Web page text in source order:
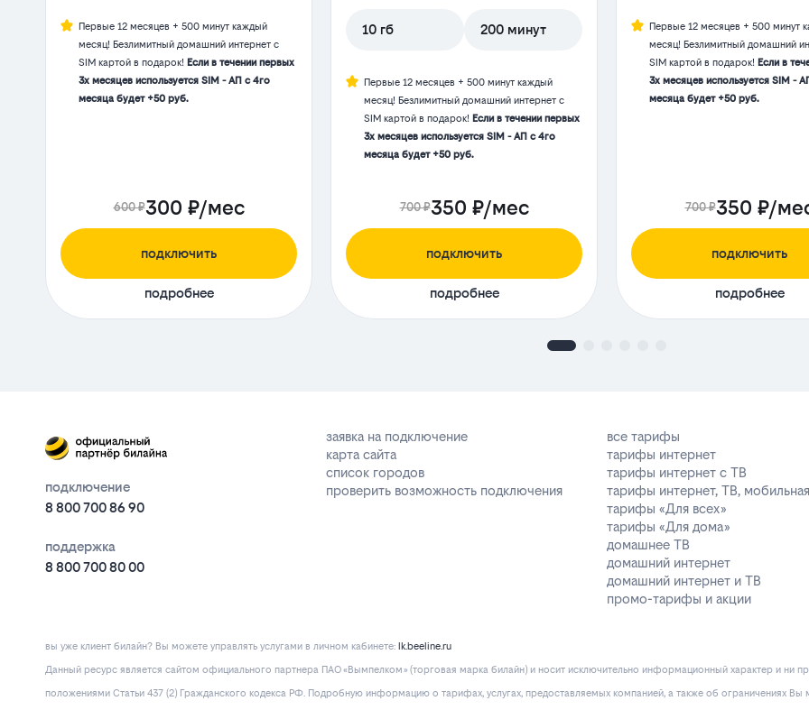
Первые 12 месяцев + 500 минут каждый
месяц! Безлимитный домашний интернет с
SIM картой в подарок! Если в течении первых
3х месяцев используется SIM - АП с 4го
месяца будет +50 руб.
600 ₽300 ₽/мес
подключить
подробнее
10 гб 200 минут
Первые 12 месяцев + 500 минут каждый
месяц! Безлимитный домашний интернет с
SIM картой в подарок! Если в течении первых
3х месяцев используется SIM - АП с 4го
месяца будет +50 руб.
700 ₽350 ₽/мес
подключить
подробнее
Первые 12 месяцев + 500 минут
месяц! Безлимитный домашний
SIM картой в подарок! Если в
3х месяцев используется SIM -
месяца будет +50 руб.
700 ₽350 ₽/
подключить
подробнее
подключение
8 800 700 86 90
поддержка
8 800 700 80 00
заявка на подключение
карта сайта
список городов
проверить возможность подключения
все тарифы
тарифы интернет
тарифы интернет с ТВ
тарифы интернет, ТВ,
тарифы «Для всех»
тарифы «Для дома»
домашнее ТВ
домашний интернет
домашний интернет и ТВ
промо-тарифы и акции
вы уже клиент билайн? Вы можете управлять услугами в личнoм кaбинeтe:
lk.beeline.ru
Данный ресурс является сайтом официального партнера ПАО «Вымпелком» (торговая марка билайн) и носит исключительно информационный характер и ни
положениями Статьи 437 (2) Гражданского кодекса РФ. Подробную информацию о тарифах, услугах, предоставляемых компанией, а также об ограничениях Вы